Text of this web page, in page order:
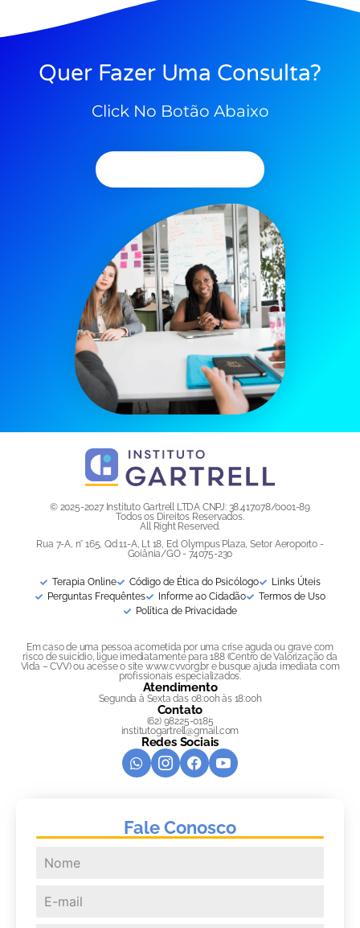
Quer Fazer Uma Consulta?
Click No Botão Abaixo
© 2025-2027 Instituto Gartrell LTDA CNPJ: 38.417.078/0001-89
Todos os Direitos Reservados.
All Right Reserved.
Rua 7-A, n° 165, Qd 11-A, Lt 18, Ed. Olympus Plaza, Setor Aeroporto -
Goiânia/GO - 74075-230
Terapia Online Código de Ética do Psicólogo
Links Úteis
Perguntas Frequêntes
Informe ao Cidadão
Termos de Uso
Política de Privacidade
Em caso de uma pessoa acometida por uma crise aguda ou grave com
risco de suicídio, ligue imediatamente para 188 (Centro de Valorização da
Vida – CVV) ou acesse o site www.cvv.org.br e busque ajuda imediata com
profissionais especializados.
Atendimento
Segunda à Sexta das 08:00h às 18:00h
Contato
(62) 98225-0185
institutogartrell@gmail.com
Redes Sociais
Fale Conosco